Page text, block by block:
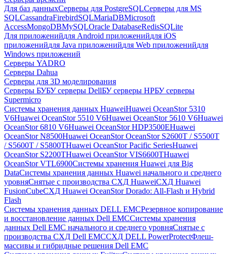
Для баз данныхСерверы для PostgreSQLСерверы для MS
SQLCassandraFirebirdSQLMariaDBMicrosoft
AccessMongoDBMySQLOracle DatabaseRedisSQLite
Для приложенийдля Android приложенийдля iOS
приложенийдля Java приложенийдля Web приложенийдля
Windows приложений
Серверы YADRO
Серверы Dahua
Серверы для 3D моделирования
Серверы БУБУ серверы DellБУ серверы HPБУ серверы
Supermicro
Системы хранения данных HuaweiHuawei OceanStor 5310
V6Huawei OceanStor 5510 V6Huawei OceanStor 5610 V6Huawei
OceanStor 6810 V6Huawei OceanStor HDP3500EHuawei
OceanStor N8500Huawei OceanStor OceanStor S2600T / S5500T
/ S5600T / S5800THuawei OceanStor Pacific SeriesHuawei
OceanStor S2200THuawei OceanStor VIS6600THuawei
OceanStor VTL6900Системы хранения Huawei для Big
DataСистемы хранения данных Huawei начального и среднего
уровняСнятые с производства СХД HuaweiСХД Huawei
FusionCubeСХД Huawei OceanStor Dorado: All-Flash и Hybrid
Flash
Системы хранения данных DELL EMCРезервное копирование
и восстановление данных Dell EMCСистемы хранения
данных Dell EMC начального и среднего уровняСнятые с
производства СХД Dell EMCСХД DELL PowerProtectФлеш-
массивы и гибридные решения Dell EMC